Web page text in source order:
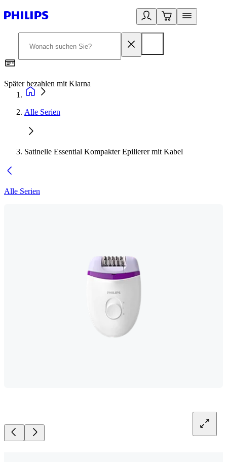
Später bezahlen mit Klarna
Alle Serien
Satinelle Essential Kompakter Epilierer mit Kabel
Alle Serien